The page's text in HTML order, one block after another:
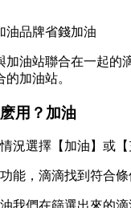
油品牌省錢加油
加油站聯合在一起的
加油站。
用？加油
況選擇【加油】或【
能，滴滴找到符合條